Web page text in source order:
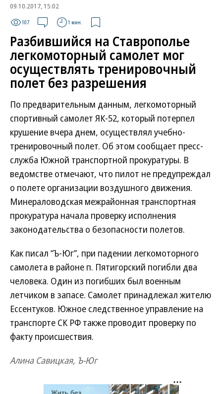
09.10.2017, 15:02
107 1 мин.
Разбившийся на Ставрополье
легкомоторный самолет мог
осуществлять тренировочный
полет без разрешения
По предварительным данным, легкомоторный
спортивный самолет ЯК-52, который потерпел
крушение вчера днем, осуществлял учебно-
тренировочный полет. Об этом сообщает пресс-
служба Южной транспортной прокуратуры. В
ведомстве отмечают, что пилот не предупреждал
о полете организации воздушного движения.
Минераловодская межрайонная транспортная
прокуратура начала проверку исполнения
законодательства о безопасности полетов.
Как писал ‘‘Ъ-Юг’’, при падении легкомоторного
самолета в районе п. Пятигорский погибли два
человека. Один из погибших был военным
летчиком в запасе. Самолет принадлежал жителю
Ессентуков. Южное следственное управление на
транспорте СК РФ также проводит проверку по
факту происшествия.
Алина Савицкая, Ъ-Юг